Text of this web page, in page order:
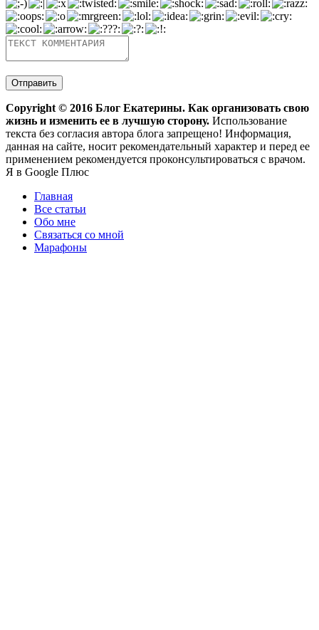
Copyright © 2016 Блог Екатерины. Как организовать свою
жизнь и изменить ее в лучшую сторону. Использование
текста без согласия автора блога запрещено! Информация,
данная на сайте, носит рекомендательный характер и перед ее
применением рекомендуется проконсультироваться с врачом.
Я в Google Плюс
Главная
Все статьи
Обо мне
Связаться со мной
Марафоны